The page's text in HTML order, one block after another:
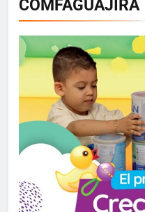
COMFAGUAJIRA